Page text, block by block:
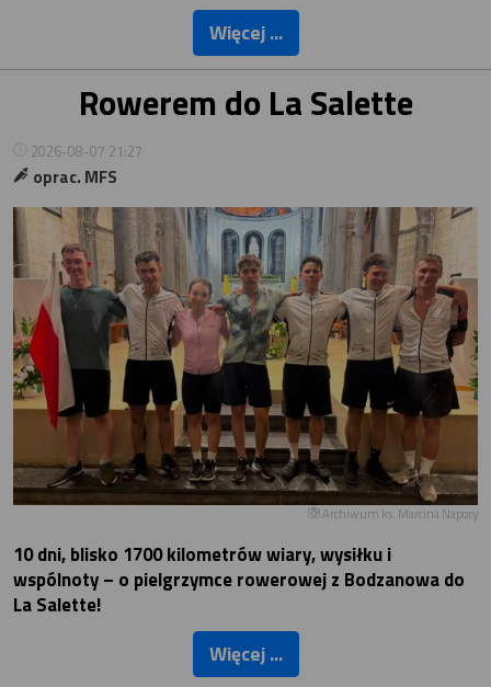
Więcej ...
Rowerem do La Salette
2026-08-07 21:27
oprac. MFS
Archiwum ks. Marcina Napory
10 dni, blisko 1700 kilometrów wiary, wysiłku i
wspólnoty – o pielgrzymce rowerowej z Bodzanowa do
La Salette!
Więcej ...